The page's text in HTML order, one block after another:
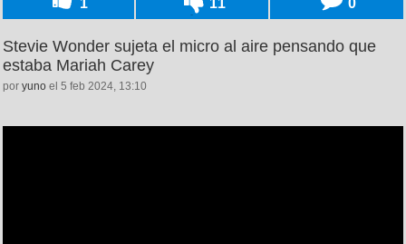
Stevie Wonder sujeta el micro al aire pensando que
estaba Mariah Carey
por yuno el 5 feb 2024, 13:10